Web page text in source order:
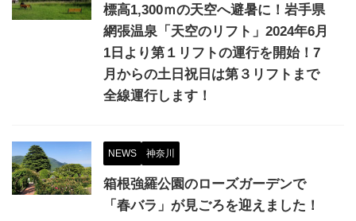
標高1,300ｍの天空へ避暑に！岩手県
網張温泉「天空のリフト」2024年6月
1日より第１リフトの運行を開始！7
月からの土日祝日は第３リフトまで
全線運行します！
NEWS 神奈川
箱根強羅公園のローズガーデンで
「春バラ」が見ごろを迎えました！